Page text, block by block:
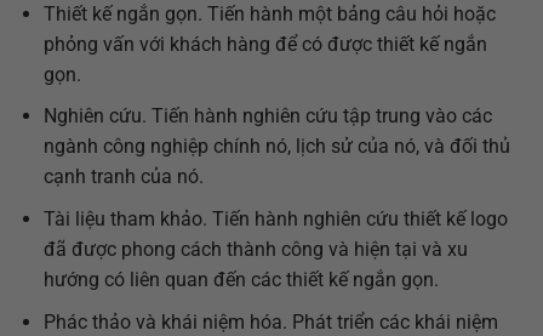
Thiết kế ngắn gọn. Tiến hành một bảng câu hỏi hoặc
phỏng vấn với khách hàng để có được thiết kế ngắn
gọn.
Nghiên cứu. Tiến hành nghiên cứu tập trung vào các
ngành công nghiệp chính nó, lịch sử của nó, và đối thủ
cạnh tranh của nó.
Tài liệu tham khảo. Tiến hành nghiên cứu thiết kế logo
đã được phong cách thành công và hiện tại và xu
hướng có liên quan đến các thiết kế ngắn gọn.
Phác thảo và khái niệm hóa. Phát triển các khái niệm